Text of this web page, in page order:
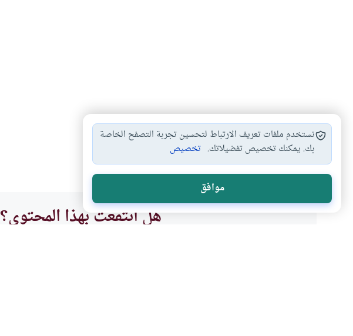
استخدام جلد الخنزير استعمال جلود الحيوانات
هل انتفعت بهذا المحتوى؟
نستخدم ملفات تعريف الارتباط لتحسين تجربة التصفح الخاصة
بك. يمكنك تخصيص تفضيلاتك. تخصيص
موافق